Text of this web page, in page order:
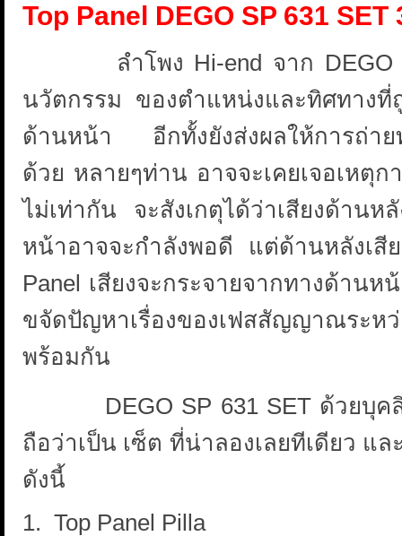
Top Panel DEGO SP 631
ลำโพง Hi-end จาก DEGO จัด
นวัตกรรม ของตำแหน่งและทิศทางที่
ด้านหน้า อีกทั้งยังส่งผลให้การถ่าย
ด้วย หลายๆท่าน อาจจะเคยเจอเหตุ
ไม่เท่ากัน จะสังเกตุได้ว่าเสียงด้าน
หน้าอาจจะกำลังพอดี แต่ด้านหลังเ
Panel เสียงจะกระจายจากทางด้าน
ขจัดปัญหาเรื่องของเฟสสัญญาณระ
พร้อมกัน
DEGO SP 631 SET ด้วยบุคลิก
ถือว่าเป็น เซ็ต ที่น่าลองเลยทีเดียว แ
ดังนี้
1. Top Panel Pilla